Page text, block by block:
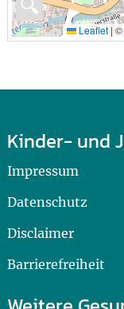
🔍
Leaflet | ©
Kinder- und
Impressum
Datenschutz
Disclaimer
Barrierefreiheit